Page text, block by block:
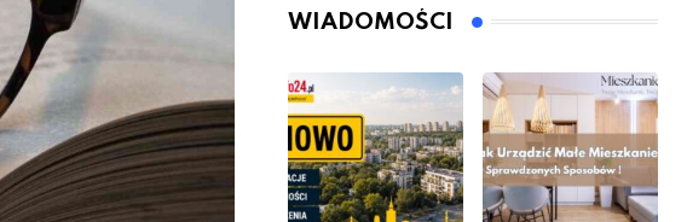
WIADOMOŚCI